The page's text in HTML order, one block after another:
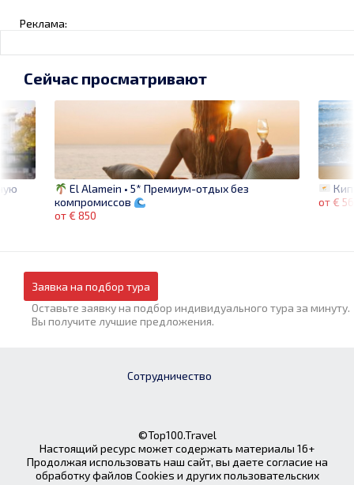
Реклама:
от €
Сейчас просматривают
El Alamein • 5* Премиум-отдых без
компромиссов
от € 850
Заявка на подбор тура
Оставьте заявку на подбор индивидуального тура за минуту.
Вы получите лучшие предложения.
Сотрудничество
©Top100.Travel
Настоящий ресурс может содержать материалы 16+
Продолжая использовать наш сайт, вы даете согласие на
обработку файлов Cookies и других пользовательских